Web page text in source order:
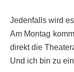
Jedenfalls wird
Am Montag
direkt die
Und ich bin zu